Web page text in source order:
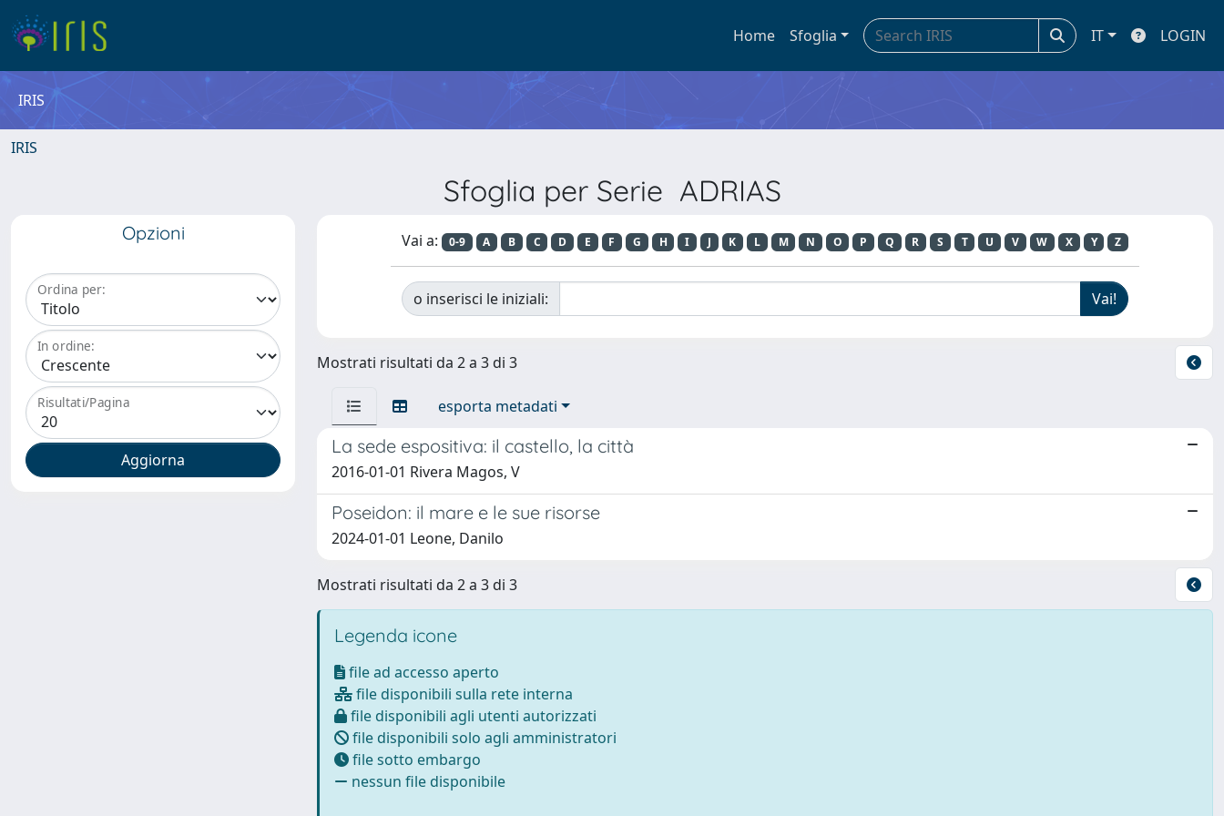
Home Sfoglia IT LOGIN
IRIS
IRIS
Sfoglia per Serie ADRIAS
Opzioni
Ordina per:
In ordine:
Risultati/Pagina
Vai a: 0-9 A B C D E F G H I J K L M N O P Q R S T U V W X Y Z
o inserisci le iniziali:
Mostrati risultati da 2 a 3 di 3
esporta metadati
La sede espositiva: il castello, la città
2016-01-01 Rivera Magos, V
Poseidon: il mare e le sue risorse
2024-01-01 Leone, Danilo
Mostrati risultati da 2 a 3 di 3
Legenda icone
file ad accesso aperto
file disponibili sulla rete interna
file disponibili agli utenti autorizzati
file disponibili solo agli amministratori
file sotto embargo
nessun file disponibile